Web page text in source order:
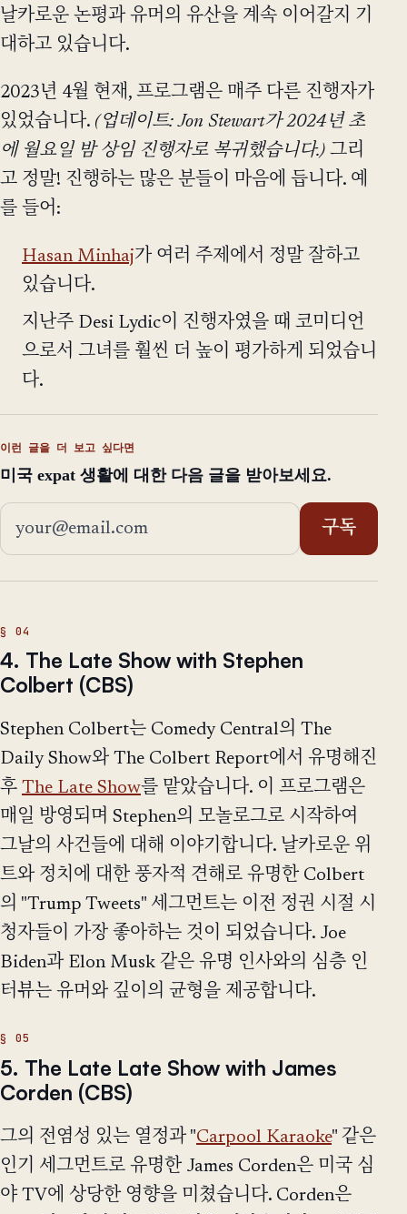
날카로운 논평과 유머의 유산을 계속 이어갈지 기
대하고 있습니다.
2023년 4월 현재, 프로그램은 매주 다른 진행자가
있었습니다. (업데이트: Jon Stewart가 2024년 초
에 월요일 밤 상임 진행자로 복귀했습니다.) 그리
고 정말! 진행하는 많은 분들이 마음에 듭니다. 예
를 들어:
Hasan Minhaj가 여러 주제에서 정말 잘하고
있습니다.
지난주 Desi Lydic이 진행자였을 때 코미디언
으로서 그녀를 훨씬 더 높이 평가하게 되었습니
다.
이런 글을 더 보고 싶다면
미국 expat 생활에 대한 다음 글을 받아보세요.
이메일 주소
구독
4. The Late Show with Stephen
Colbert (CBS)
Stephen Colbert는 Comedy Central의 The
Daily Show와 The Colbert Report에서 유명해진
후 The Late Show를 맡았습니다. 이 프로그램은
매일 방영되며 Stephen의 모놀로그로 시작하여
그날의 사건들에 대해 이야기합니다. 날카로운 위
트와 정치에 대한 풍자적 견해로 유명한 Colbert
의 "Trump Tweets" 세그먼트는 이전 정권 시절 시
청자들이 가장 좋아하는 것이 되었습니다. Joe
Biden과 Elon Musk 같은 유명 인사와의 심층 인
터뷰는 유머와 깊이의 균형을 제공합니다.
5. The Late Late Show with James
Corden (CBS)
그의 전염성 있는 열정과 "Carpool Karaoke" 같은
인기 세그먼트로 유명한 James Corden은 미국 심
야 TV에 상당한 영향을 미쳤습니다. Corden은